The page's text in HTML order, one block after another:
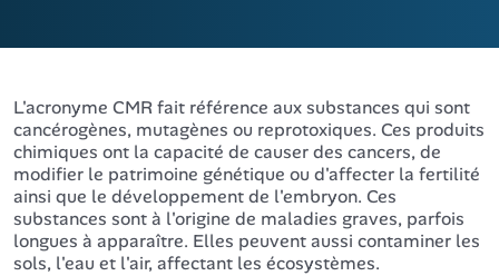
L'acronyme CMR fait référence aux substances qui sont
cancérogènes, mutagènes ou reprotoxiques. Ces produits
chimiques ont la capacité de causer des cancers, de
modifier le patrimoine génétique ou d'affecter la fertilité
ainsi que le développement de l'embryon. Ces
substances sont à l'origine de maladies graves, parfois
longues à apparaître. Elles peuvent aussi contaminer les
sols, l'eau et l'air, affectant les écosystèmes.